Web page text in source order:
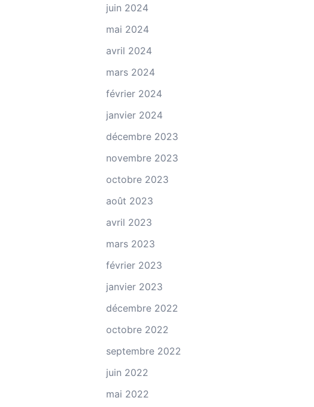
juin 2024
mai 2024
avril 2024
mars 2024
février 2024
janvier 2024
décembre 2023
novembre 2023
octobre 2023
août 2023
avril 2023
mars 2023
février 2023
janvier 2023
décembre 2022
octobre 2022
septembre 2022
juin 2022
mai 2022